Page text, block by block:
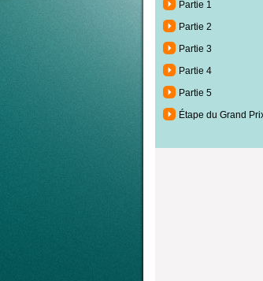
Partie 1
Partie 2
Partie 3
Partie 4
Partie 5
Étape du Grand